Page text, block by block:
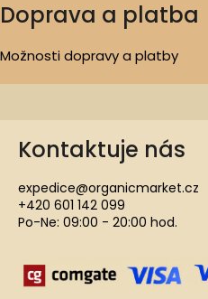
Doprava a platba
Možnosti dopravy a platby
Kontaktuje nás
expedice@organicmarket.cz
+420 601 142 099
Po-Ne: 09:00 - 20:00 hod.